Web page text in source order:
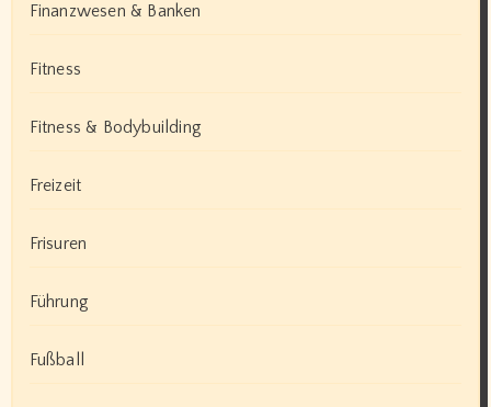
Finanzwesen & Banken
Fitness
Fitness & Bodybuilding
Freizeit
Frisuren
Führung
Fußball